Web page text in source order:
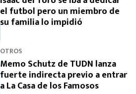
el futbol pero un miembro de
su familia lo impidió
OTROS
Memo Schutz de TUDN lanza
fuerte indirecta previo a entrar
a La Casa de los Famosos